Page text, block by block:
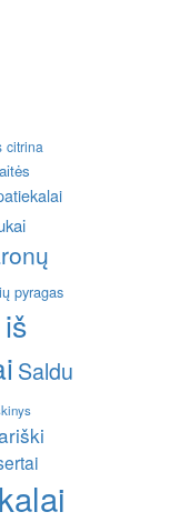
citrina
pyragas
Saldu